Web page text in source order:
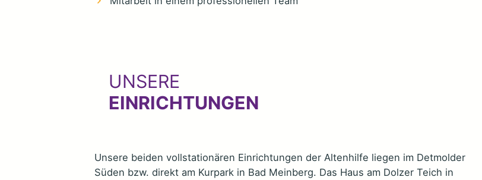
UNSERE
EINRICHTUNGEN
Unsere beiden vollstationären Einrichtungen der Altenhilfe liegen im Detmolder
Süden bzw. direkt am Kurpark in Bad Meinberg. Das Haus am Dolzer Teich in